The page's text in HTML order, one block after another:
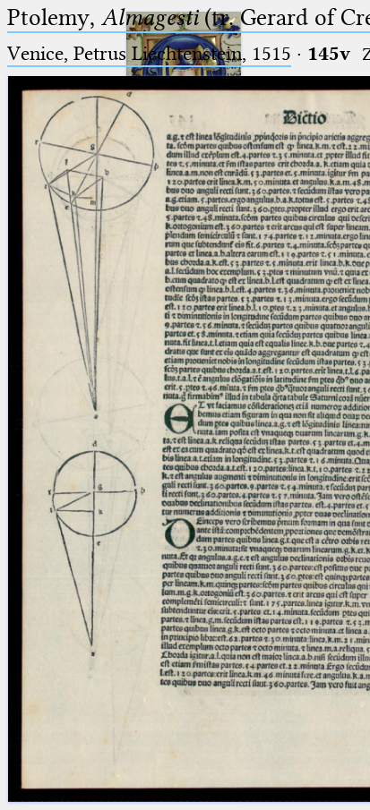
Ptolemaeus
Arabus et Latinus
(the underscore) is the placeholder
for exactly one character.
(the percent sign) is the
placeholder for no, one or more
than one character.
(two percent signs) is the
placeholder for no, one or more
than one character, but not for
blank space (so that a search ends
at word boundaries).
🔎︎
Start
Project
Team
News
Jobs
Publications
Conference
Arabic Works
Arabic Manuscripts
Latin Works
Latin Manuscripts
Latin Early Prints
Images
Texts
Ptolemy, Almagesti(tr. Gerard of
Venice, Petrus Liechtenstein, 1515 · 145v